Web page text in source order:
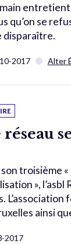
qu’on se
disparaître.
2017 Alter
troisième
», l’asbl
ainsi
2017